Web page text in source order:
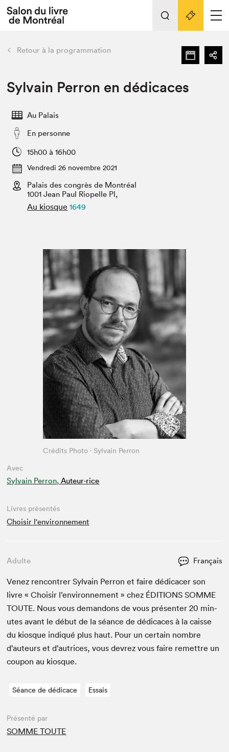
Espace médias
Espace exposant⋅e⋅s
Espace pro
Tout sur l'édition 2022
Actualités
Vidéos et Balados
Club de lecture Braindate
retour Nos activités
Édition 2022
Planifier sa visite
Projets partenaires 2022
Archives
Liens pratiques
Retour à la programmation
Sylvain Perron en dédicaces
Au Palais
En personne
15h00 à 16h00
Vendredi 26 novembre 2021
Palais des congrès de Montréal
1001 Jean Paul Riopelle Pl,
Au kiosque 1649
Avec
Sylvain Perron, Auteur·rice
Crédits Photo - Sylvain Perron
Livres présentés
Choisir l'environnement
Adulte Français
Venez ren­con­tr­er Syl­vain Per­ron et faire dédi­cac­er son
livre « Choisir l’en­vi­ron­nement » chez ÉDI­TIONS SOMME
TOUTE. Nous vous deman­dons de vous présen­ter20 min­
utes avant le début de la séance de dédi­caces à la caisse
du kiosque indiqué plus haut. Pour un cer­tain nom­bre
d’auteurs et d’autrices, vous devrez vous faire remet­tre un
coupon au kiosque.
Séance de dédicace Essais
Présenté par
SOMME TOUTE